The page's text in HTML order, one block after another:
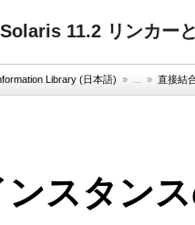
11.2 リンカー
Library (日本語) » ... » 直接結
スタン